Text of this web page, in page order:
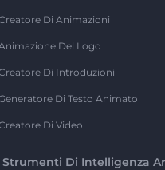
Di Animazioni
Del Logo
Di Introduzioni
Di Testo Animato
Di Video
Strumenti Di Intelligenza